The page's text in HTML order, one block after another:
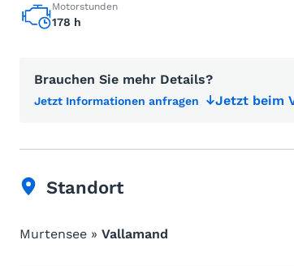
Motorstunden
178 h
Brauchen Sie mehr Details?
Jetzt Informationen anfragen Jetzt beim
Standort
Murtensee » Vallamand